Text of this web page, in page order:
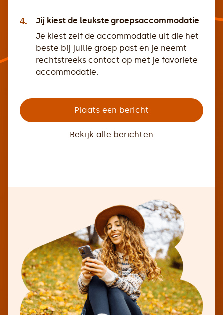
4.
Jij kiest de leukste groepsaccommodatie
Je kiest zelf de accommodatie uit die het
beste bij jullie groep past en je neemt
rechtstreeks contact op met je favoriete
accommodatie.
Plaats een bericht
Bekijk alle berichten